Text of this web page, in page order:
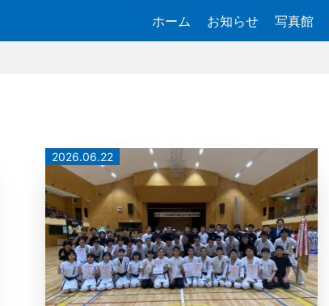
ホーム お知らせ 写真館
2026.06.22